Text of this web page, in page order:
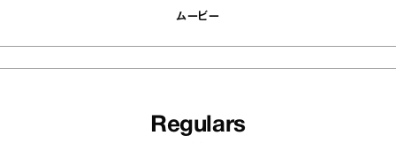
ムービー
Regulars